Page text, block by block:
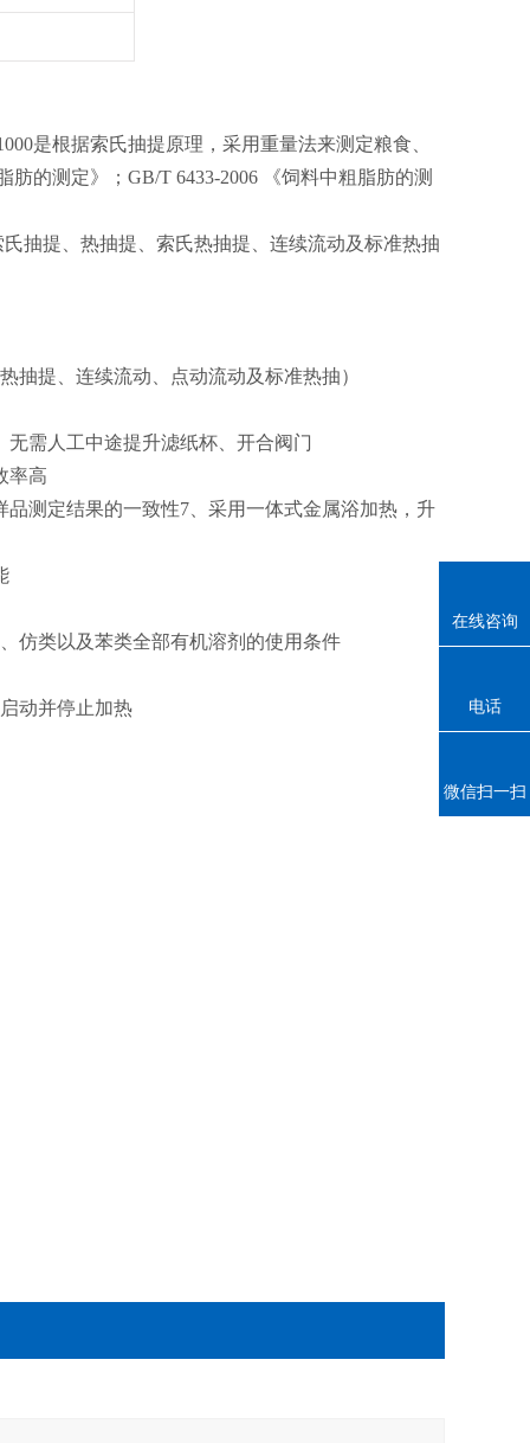
是根据索氏抽提原理 ， 采用重量法来测定粮食
肪的测定》； GB/T 6433-2006 《饲料中粗脂肪的测
氏抽提 热抽提 索氏热抽提 连续流动及标准热抽
抽提 连续流动 点动流动及标准热抽）
无需人工中途提升滤纸杯
开合阀门
率高
品测定结果的一致性7、 采用一体式金属浴加热 ， 升
仿类以及苯类全部有机溶剂的使用条件
动并停止加热
在线咨询
电话
微信扫一扫